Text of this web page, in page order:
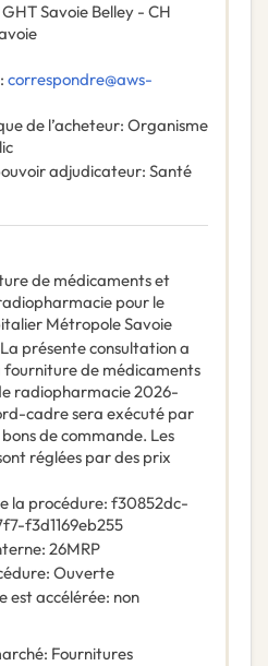
GHT Savoie Belley - CH
: correspondre@aws-
de l’acheteur: Organisme
adjudicateur: Santé
de médicaments et
pour le
Métropole Savoie
La présente consultation a
fourniture de médicaments
radiopharmacie 2026-
cadre sera exécuté par
de commande. Les
réglées par des prix
la procédure: f30852dc-
f3d1169eb255
: 26MRP
: Ouverte
est accélérée: non
: Fournitures